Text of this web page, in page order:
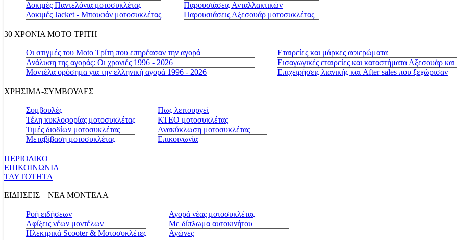
Δοκιμές Παντελόνια μοτοσυκλέτας
Δοκιμές Jacket - Μπουφάν μοτοσυκλέτας
Παρουσιάσεις Ανταλλακτικών
Παρουσιάσεις Αξεσουάρ μοτοσυκλέτας
30 ΧΡΟΝΙΑ MOTO ΤΡΙΤΗ
Οι στιγμές του Moto Τρίτη που επηρέασαν την αγορά
Ανάλυση της αγοράς: Οι χρονιές 1996 - 2026
Μοντέλα ορόσημα για την ελληνική αγορά 1996 - 2026
Εταιρείες και μάρκες αφιερώματα
Εισαγωγικές εταιρείες και καταστήματα Αξεσουάρ
Επιχειρήσεις λιανικής και After sales που ξεχώρισαν
ΧΡΗΣΙΜΑ-ΣΥΜΒΟΥΛΕΣ
Συμβουλές
Τέλη κυκλοφορίας μοτοσυκλέτας
Τιμές διοδίων μοτοσυκλέτας
Μεταβίβαση μοτοσυκλέτας
Πως λειτουργεί
ΚΤΕΟ μοτοσυκλέτας
Ανακύκλωση μοτοσυκλέτας
Επικοινωνία
ΠΕΡΙΟΔΙΚΟ
ΕΠΙΚΟΙΝΩΝΙΑ
ΤΑΥΤΟΤΗΤΑ
ΕΙΔΗΣΕΙΣ – ΝΕΑ ΜΟΝΤΕΛΑ
Ροή ειδήσεων
Αφίξεις νέων μοντέλων
Ηλεκτρικά Scooter & Μοτοσυκλέτες
Αγορά νέας μοτοσυκλέτας
Με δίπλωμα αυτοκινήτου
Αγώνες